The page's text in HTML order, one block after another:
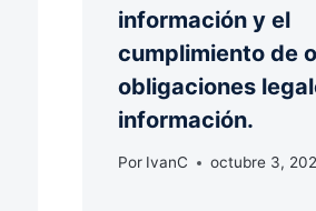
información y el
cumplimiento de
obligaciones
información.
Por IvanC octubre 3,